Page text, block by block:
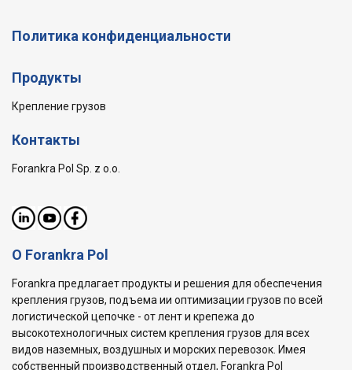
Политика конфиденциальности
Продукты
Крепление грузов
Контакты
Forankra Pol Sp. z o.o.
О Forankra Pol
Forankra предлагает продукты и решения для обеспечения
крепления грузов, подъема ии оптимизации грузов по всей
логистической цепочке - от лент и крепежа до
высокотехнологичных систем крепления грузов для всех
видов наземных, воздушных и морских перевозок. Имея
собственный производственный отдел, Forankra Pol